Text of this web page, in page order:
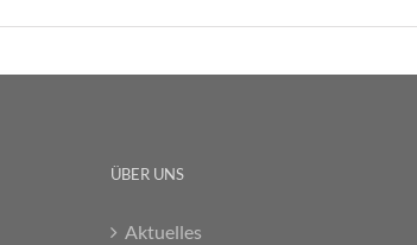
ÜBER UNS
Aktuelles